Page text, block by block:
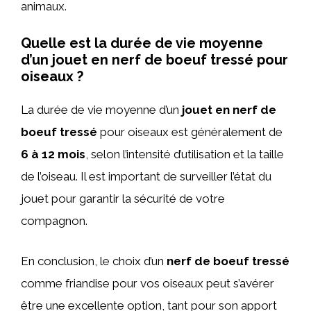
animaux.
Quelle est la durée de vie moyenne
d’un jouet en nerf de boeuf tressé pour
oiseaux ?
La durée de vie moyenne d’un jouet en nerf de
boeuf tressé pour oiseaux est généralement de
6 à 12 mois, selon l’intensité d’utilisation et la taille
de l’oiseau. Il est important de surveiller l’état du
jouet pour garantir la sécurité de votre
compagnon.
En conclusion, le choix d’un nerf de boeuf tressé
comme friandise pour vos oiseaux peut s’avérer
être une excellente option, tant pour son apport